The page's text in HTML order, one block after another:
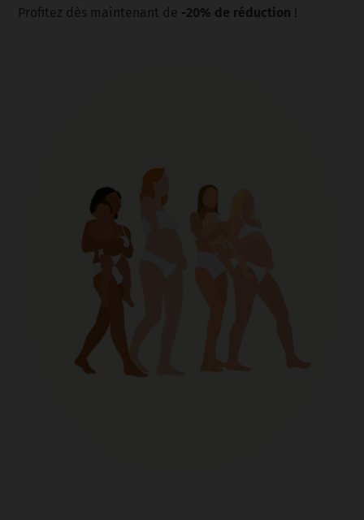
Profitez dès maintenant de -20% de réduction !